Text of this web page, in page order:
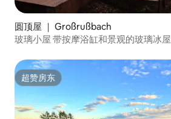
圆顶屋 ｜ Großrußbach
玻璃小屋 带按摩浴缸和景观的玻璃冰屋
超赞房东
超赞房东